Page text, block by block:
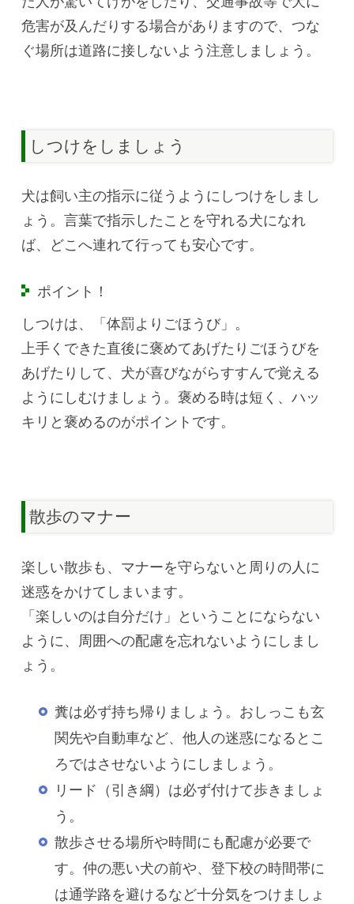
危害が及んだりする場合がありますので、つな
ぐ場所は道路に接しないよう注意しましょう。
しつけをしましょう
犬は飼い主の指示に従うようにしつけをしまし
ょう。言葉で指示したことを守れる犬になれ
ば、どこへ連れて行っても安心です。
ポイント！
しつけは、「体罰よりごほうび」。
上手くできた直後に褒めてあげたりごほうびを
あげたりして、犬が喜びながらすすんで覚える
ようにしむけましょう。褒める時は短く、ハッ
キリと褒めるのがポイントです。
散歩のマナー
楽しい散歩も、マナーを守らないと周りの人に
迷惑をかけてしまいます。
「楽しいのは自分だけ」ということにならない
ように、周囲への配慮を忘れないようにしまし
ょう。
糞は必ず持ち帰りましょう。おしっこも玄
関先や自動車など、他人の迷惑になるとこ
ろではさせないようにしましょう。
リード（引き綱）は必ず付けて歩きましょ
う。
散歩させる場所や時間にも配慮が必要で
す。仲の悪い犬の前や、登下校の時間帯に
は通学路を避けるなど十分気をつけましょ